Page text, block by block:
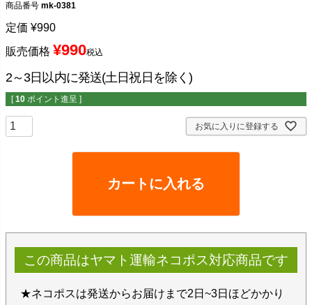
商品番号 mk-0381
定価 ¥990
販売価格 ¥990税込
2～3日以内に発送(土日祝日を除く)
[ 10 ポイント進呈 ]
お気に入りに登録する
カートに入れる
この商品はヤマト運輸ネコポス対応商品です
★ネコポスは発送からお届けまで2日~3日ほどかかり